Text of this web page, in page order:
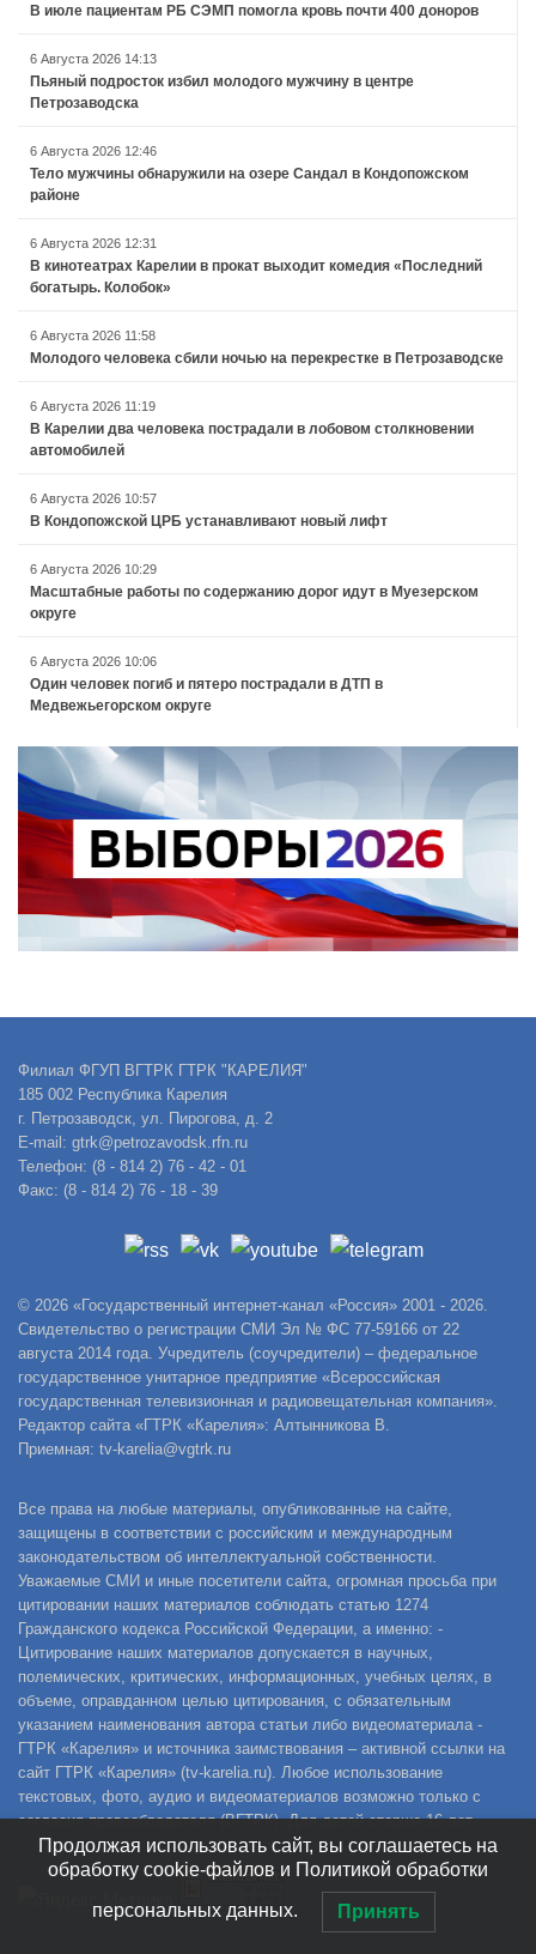
В июле пациентам РБ СЭМП помогла кровь почти 400 доноров
6 Августа 2026 14:13
Пьяный подросток избил молодого мужчину в центре
Петрозаводска
6 Августа 2026 12:46
Тело мужчины обнаружили на озере Сандал в Кондопожском
районе
6 Августа 2026 12:31
В кинотеатрах Карелии в прокат выходит комедия «Последний
богатырь. Колобок»
6 Августа 2026 11:58
Молодого человека сбили ночью на перекрестке в Петрозаводске
6 Августа 2026 11:19
В Карелии два человека пострадали в лобовом столкновении
автомобилей
6 Августа 2026 10:57
В Кондопожской ЦРБ устанавливают новый лифт
6 Августа 2026 10:29
Масштабные работы по содержанию дорог идут в Муезерском
округе
6 Августа 2026 10:06
Один человек погиб и пятеро пострадали в ДТП в
Медвежьегорском округе
Филиал ФГУП ВГТРК ГТРК "КАРЕЛИЯ"
185 002 Республика Карелия
г. Петрозаводск, ул. Пирогова, д. 2
E-mail: gtrk@petrozavodsk.rfn.ru
Телефон: (8 - 814 2) 76 - 42 - 01
Факс: (8 - 814 2) 76 - 18 - 39
© 2026 «Государственный интернет-канал «Россия» 2001 - 2026.
Свидетельство о регистрации СМИ Эл № ФС 77-59166 от 22
августа 2014 года. Учредитель (соучредители) – федеральное
государственное унитарное предприятие «Всероссийская
государственная телевизионная и радиовещательная компания».
Редактор сайта «ГТРК «Карелия»: Алтынникова В.
Приемная: tv-karelia@vgtrk.ru
Все права на любые материалы, опубликованные на сайте,
защищены в соответствии с российским и международным
законодательством об интеллектуальной собственности.
Уважаемые СМИ и иные посетители сайта, огромная просьба при
цитировании наших материалов соблюдать статью 1274
Гражданского кодекса Российской Федерации, а именно: -
Цитирование наших материалов допускается в научных,
полемических, критических, информационных, учебных целях, в
объеме, оправданном целью цитирования, с обязательным
указанием наименования автора статьи либо видеоматериала -
ГТРК «Карелия» и источника заимствования – активной ссылки на
сайт ГТРК «Карелия» (tv-karelia.ru). Любое использование
текстовых, фото, аудио и видеоматериалов возможно только с
согласия правообладателя (ВГТРК). Для детей старше 16 лет.
Продолжая использовать сайт, вы соглашаетесь на
обработку cookie-файлов и Политикой обработки
персональных данных. Принять